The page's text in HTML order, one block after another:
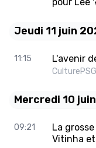
Jeudi 11 juin
11:15 L'avenir
CulturePSG
Mercredi 10
09:21
La
Vitinha